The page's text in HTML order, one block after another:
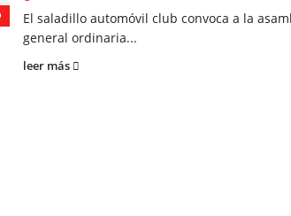
El saladillo automóvil club convoca a la
general ordinaria...
leer más